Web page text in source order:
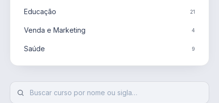
Educação 21
Venda e Marketing 4
Saúde 9